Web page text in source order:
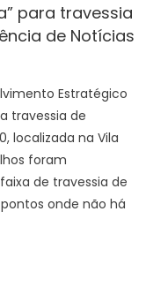
para travessia
de Notícias
Estratégico
travessia de
localizada na Vila
foram
de travessia de
onde não há